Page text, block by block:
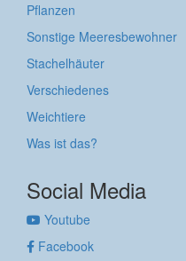
Pflanzen
Sonstige Meeresbewohner
Stachelhäuter
Verschiedenes
Weichtiere
Was ist das?
Social Media
Youtube
Facebook